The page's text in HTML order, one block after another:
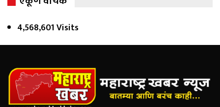
4,568,601 Visits